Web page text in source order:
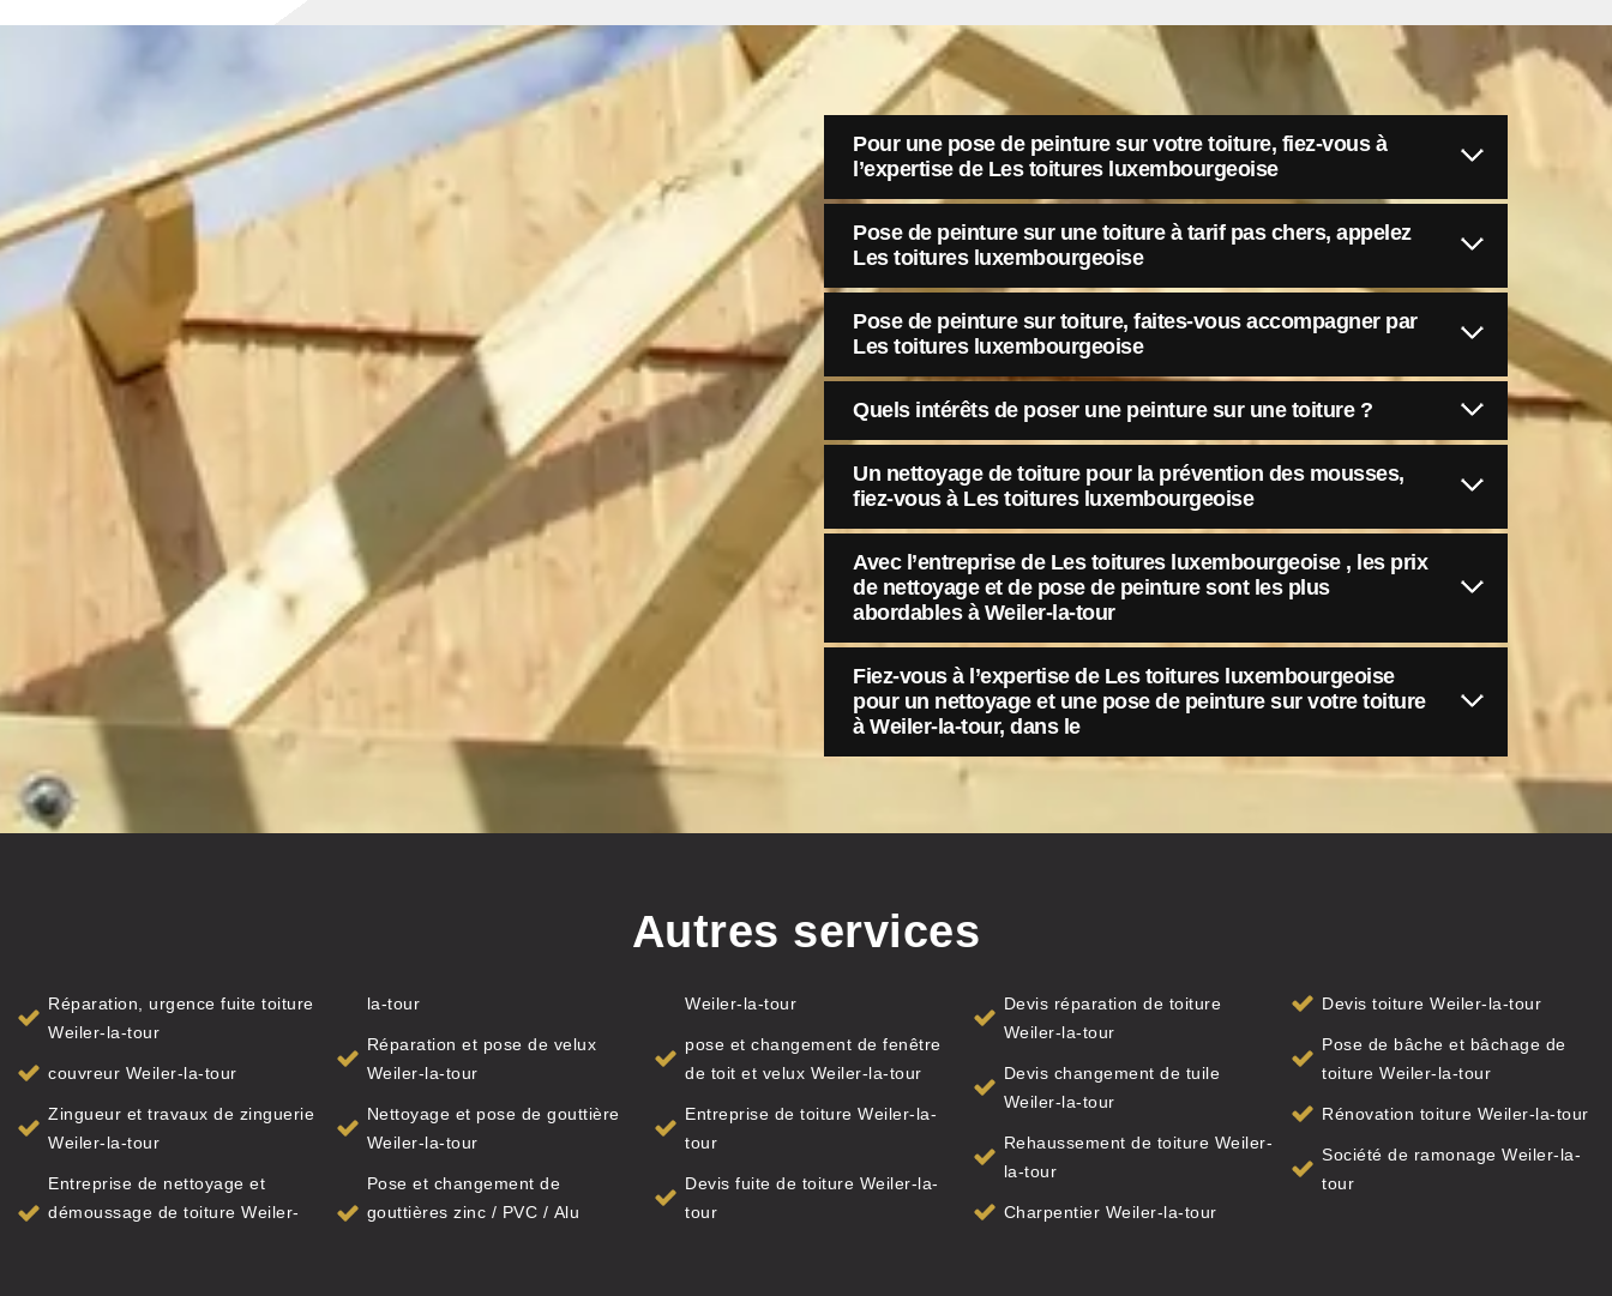
Pour une pose de peinture sur votre toiture, fiez-vous à
l’expertise de Les toitures luxembourgeoise
Pose de peinture sur une toiture à tarif pas chers, appelez
Les toitures luxembourgeoise
Pose de peinture sur toiture, faites-vous accompagner par
Les toitures luxembourgeoise
Quels intérêts de poser une peinture sur une toiture ?
Un nettoyage de toiture pour la prévention des mousses,
fiez-vous à Les toitures luxembourgeoise
Avec l’entreprise de Les toitures luxembourgeoise , les prix
de nettoyage et de pose de peinture sont les plus
abordables à Weiler-la-tour
Fiez-vous à l’expertise de Les toitures luxembourgeoise
pour un nettoyage et une pose de peinture sur votre toiture
à Weiler-la-tour, dans le
Autres services
Réparation, urgence fuite toiture
Weiler-la-tour
couvreur Weiler-la-tour
Zingueur et travaux de zinguerie
Weiler-la-tour
Entreprise de nettoyage et
démoussage de toiture Weiler-
la-tour
Réparation et pose de velux
Weiler-la-tour
Nettoyage et pose de gouttière
Weiler-la-tour
Pose et changement de
gouttières zinc / PVC / Alu
Weiler-la-tour
pose et changement de fenêtre
de toit et velux Weiler-la-tour
Entreprise de toiture Weiler-la-
tour
Devis fuite de toiture Weiler-la-
tour
Devis réparation de toiture
Weiler-la-tour
Devis changement de tuile
Weiler-la-tour
Rehaussement de toiture Weiler-
la-tour
Charpentier Weiler-la-tour
Devis toiture Weiler-la-tour
Pose de bâche et bâchage de
toiture Weiler-la-tour
Rénovation toiture Weiler-la-tour
Société de ramonage Weiler-la-
tour